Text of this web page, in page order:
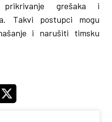
grešaka i
Takvi postupci mogu
i narušiti timsku